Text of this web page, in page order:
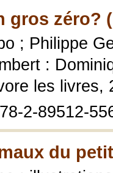
gros zéro?
; Philippe
:
les livres,
2-89512-
du